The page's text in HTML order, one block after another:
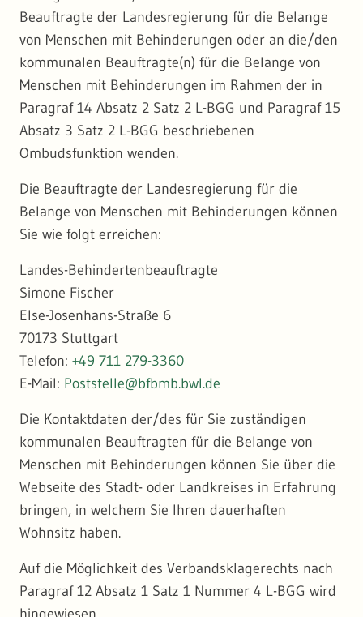
Beauftragte der Landesregierung für die Belange
von Menschen mit Behinderungen oder an die/den
kommunalen Beauftragte(n) für die Belange von
Menschen mit Behinderungen im Rahmen der in
Paragraf 14 Absatz 2 Satz 2 L-BGG und Paragraf 15
Absatz 3 Satz 2 L-BGG beschriebenen
Ombudsfunktion wenden.
Die Beauftragte der Landesregierung für die
Belange von Menschen mit Behinderungen können
Sie wie folgt erreichen:
Landes-Behindertenbeauftragte
Simone Fischer
Else-Josenhans-Straße 6
70173 Stuttgart
Telefon: +49 711 279-3360
E-Mail: Poststelle@bfbmb.bwl.de
Die Kontaktdaten der/des für Sie zuständigen
kommunalen Beauftragten für die Belange von
Menschen mit Behinderungen können Sie über die
Webseite des Stadt- oder Landkreises in Erfahrung
bringen, in welchem Sie Ihren dauerhaften
Wohnsitz haben.
Auf die Möglichkeit des Verbandsklagerechts nach
Paragraf 12 Absatz 1 Satz 1 Nummer 4 L-BGG wird